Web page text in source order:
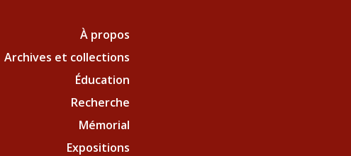
À propos
Archives et collections
Éducation
Recherche
Mémorial
Expositions